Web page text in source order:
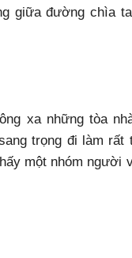
giữa đường chìa
xa những tòa
trọng đi làm rất
một nhóm người